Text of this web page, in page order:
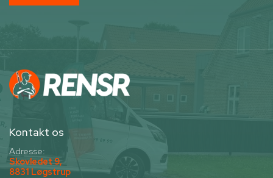
Kontakt os
Adresse:
Skovledet 9,
8831 Løgstrup